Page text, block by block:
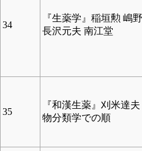
34
『生薬学』稲垣勲 嶋
長沢元夫 南江堂
35
『和漢生薬』刈米達
物分類学での順